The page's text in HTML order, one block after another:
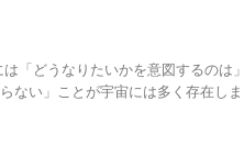
「どうなりたいかを意図するのは」
ない」ことが宇宙には多く存在しま